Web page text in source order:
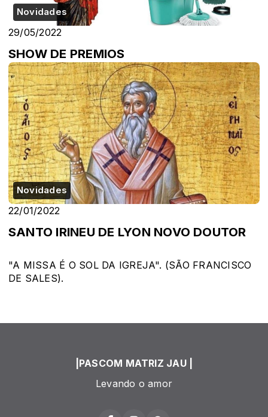
Novidades
29/05/2022
SHOW DE PREMIOS
Novidades
22/01/2022
SANTO IRINEU DE LYON NOVO DOUTOR
"A MISSA É O SOL DA IGREJA". (SÃO FRANCISCO
DE SALES).
|PASCOM MATRIZ JAU |
Levando o amor